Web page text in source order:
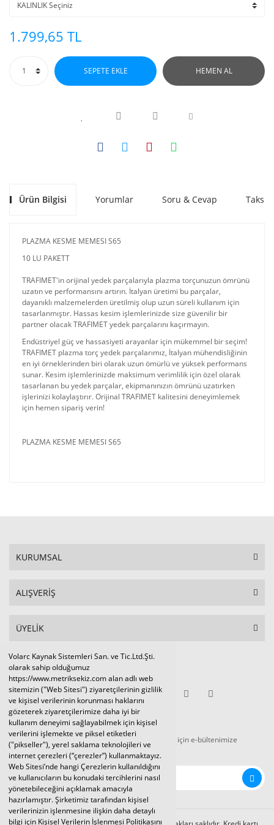
Volarc Kaynak Sistemleri San. ve Tic.Ltd.Şti.
olarak sahip olduğumuz
https://www.metriksekiz.com alan adlı web
sitemizin ("Web Sitesi") ziyaretçilerinin gizlilik
ve kişisel verilerinin korunması haklarını
gözeterek ziyaretçilerimize daha iyi bir
kullanım deneyimi sağlayabilmek için kişisel
verilerini işlemekte ve piksel etiketleri
("pikseller"), yerel saklama teknolojileri ve
internet çerezleri (“çerezler”) kullanmaktayız.
Web Sitesi’nde hangi Çerezlerin kullanıldığını
ve kullanıcıların bu konudaki tercihlerini nasıl
yönetebileceğini açıklamak amacıyla
hazırlamıştır. Şirketimiz tarafından kişisel
verilerinizin işlenmesine ilişkin daha detaylı
bilgi için Kişisel Verilerin İşlenmesi Politikasını
1.799,65 TL
SEPETE EKLE HEMEN AL
Ürün Bilgisi Yorumlar Soru & Cevap Taksit
PLAZMA KESME MEMESI S65
10 LU PAKETT
TRAFIMET'in orijinal yedek parçalarıyla plazma torçunuzun ömrünü
uzatın ve performansını artırın. İtalyan üretimi bu parçalar,
dayanıklı malzemelerden üretilmiş olup uzun süreli kullanım için
tasarlanmıştır. Hassas kesim işlemlerinizde size güvenilir bir
partner olacak TRAFIMET yedek parçalarını kaçırmayın.
Endüstriyel güç ve hassasiyeti arayanlar için mükemmel bir seçim!
TRAFIMET plazma torç yedek parçalarımız, İtalyan mühendisliğinin
en iyi örneklerinden biri olarak uzun ömürlü ve yüksek performans
sunar. Kesim işlemlerinizde maksimum verimlilik için özel olarak
tasarlanan bu yedek parçalar, ekipmanınızın ömrünü uzatırken
işlerinizi kolaylaştırır. Orijinal TRAFIMET kalitesini deneyimlemek
için hemen sipariş verin!
PLAZMA KESME MEMESI S65
KURUMSAL
ALIŞVERİŞ
ÜYELİK
E-BÜLTEN
Tüm kampanya ve duyurulardan haberdar olmak için e-bültenimize
kaydolunuz.